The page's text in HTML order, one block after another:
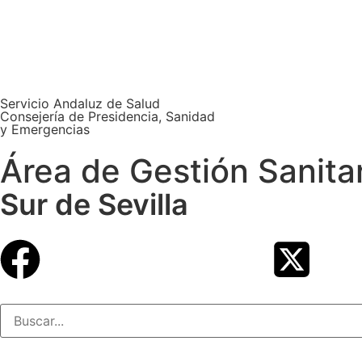
Servicio Andaluz de Salud
Consejería de Presidencia, Sanidad
y Emergencias
Área de Gestión
Sur de Sevilla